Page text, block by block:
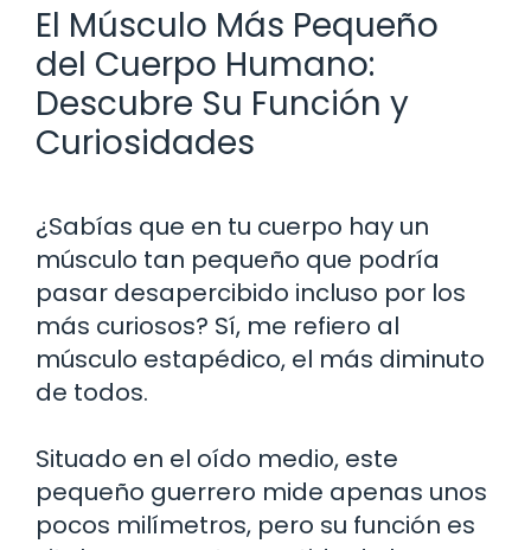
El Músculo Más Pequeño
del Cuerpo Humano:
Descubre Su Función y
Curiosidades
¿Sabías que en tu cuerpo hay un
músculo tan pequeño que podría
pasar desapercibido incluso por los
más curiosos? Sí, me refiero al
músculo estapédico, el más diminuto
de todos.
Situado en el oído medio, este
pequeño guerrero mide apenas unos
pocos milímetros, pero su función es